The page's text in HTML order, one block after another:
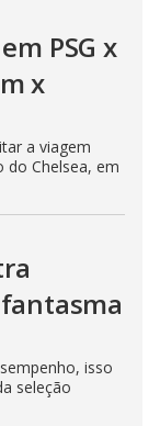
PSG x
x
a viagem
do Chelsea, em
isso
seleção